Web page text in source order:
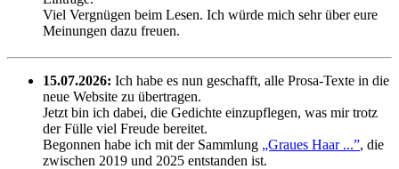
Viel Vergnügen beim Lesen. Ich würde mich sehr über eure
Meinungen dazu freuen.
15.07.2026: Ich habe es nun geschafft, alle Prosa-Texte in die
neue Website zu übertragen.
Jetzt bin ich dabei, die Gedichte einzupflegen, was mir trotz
der Fülle viel Freude bereitet.
Begonnen habe ich mit der Sammlung „Graues Haar ...”, die
zwischen 2019 und 2025 entstanden ist.